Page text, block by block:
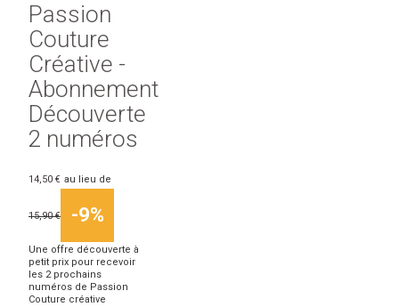
Passion
Couture
Créative -
Abonnement
Découverte
2 numéros
14,50 € au lieu de
15,90 € -9%
Une offre découverte à
petit prix pour recevoir
les 2 prochains
numéros de Passion
Couture créative